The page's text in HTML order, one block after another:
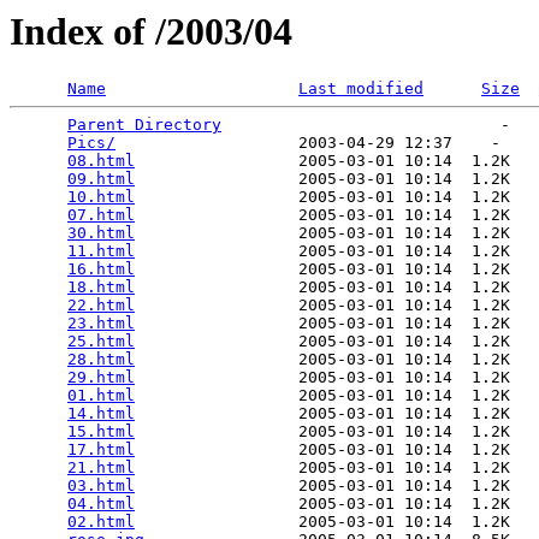
Index of /2003/04
Name Last modified Size
Parent Directory
                             -
Pics/
                   2003-04-29 12:37    -
08.html
                 2005-03-01 10:14  1.2K
09.html
                 2005-03-01 10:14  1.2K
10.html
                 2005-03-01 10:14  1.2K
07.html
                 2005-03-01 10:14  1.2K
30.html
                 2005-03-01 10:14  1.2K
11.html
                 2005-03-01 10:14  1.2K
16.html
                 2005-03-01 10:14  1.2K
18.html
                 2005-03-01 10:14  1.2K
22.html
                 2005-03-01 10:14  1.2K
23.html
                 2005-03-01 10:14  1.2K
25.html
                 2005-03-01 10:14  1.2K
28.html
                 2005-03-01 10:14  1.2K
29.html
                 2005-03-01 10:14  1.2K
01.html
                 2005-03-01 10:14  1.2K
14.html
                 2005-03-01 10:14  1.2K
15.html
                 2005-03-01 10:14  1.2K
17.html
                 2005-03-01 10:14  1.2K
21.html
                 2005-03-01 10:14  1.2K
03.html
                 2005-03-01 10:14  1.2K
04.html
                 2005-03-01 10:14  1.2K
02.html
                 2005-03-01 10:14  1.2K